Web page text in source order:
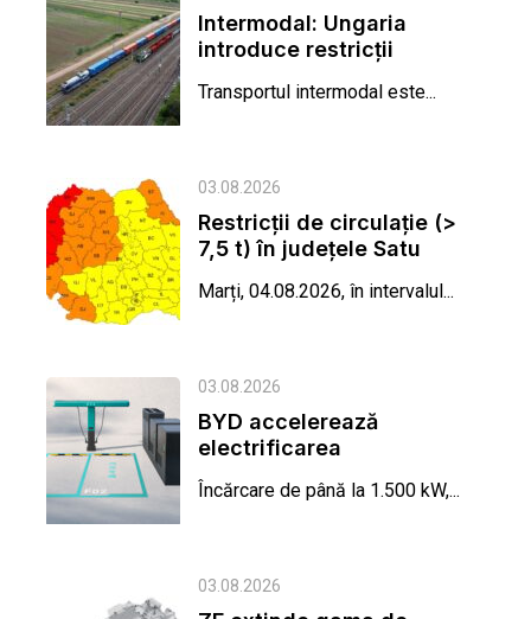
Intermodal: Ungaria
introduce restricții
transportului...
Transportul intermodal este...
03.08.2026
Restricții de circulație (>
7,5 t) în județele Satu
Marți, 04.08.2026, în intervalul...
03.08.2026
BYD accelerează
electrificarea
transportului cu Blade
Battery 2.0 și...
Încărcare de până la 1.500 kW,...
03.08.2026